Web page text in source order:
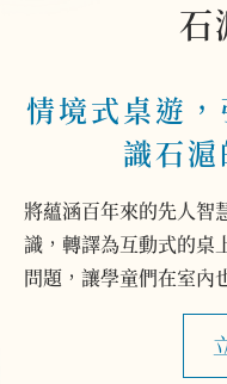
石
情境式桌遊
識石
將蘊涵百年來的先人智
識，轉譯為互動式的桌
問題，讓學童們在室內